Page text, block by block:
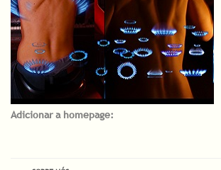
Adicionar a homepage: